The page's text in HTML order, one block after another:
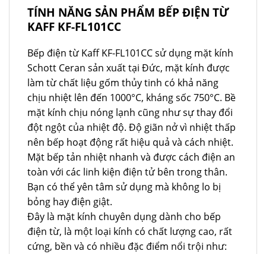
TÍNH NĂNG SẢN PHẨM BẾP ĐIỆN TỪ
KAFF KF-FL101CC
Bếp điện từ Kaff KF-FL101CC sử dụng mặt kính
Schott Ceran sản xuất tại Đức, mặt kính được
làm từ chất liệu gốm thủy tinh có khả năng
chịu nhiệt lên đến 1000°C, kháng sốc 750°C. Bề
mặt kính chịu nóng lạnh cũng như sự thay đổi
đột ngột của nhiệt độ. Độ giãn nở vì nhiệt thấp
nên bếp hoạt động rất hiệu quả và cách nhiệt.
Mặt bếp tản nhiệt nhanh và được cách điện an
toàn với các linh kiện điện tử bên trong thân.
Bạn có thể yên tâm sử dụng mà không lo bị
bỏng hay điện giật.
Đây là mặt kính chuyên dụng dành cho bếp
điện từ, là một loại kính có chất lượng cao, rất
cứng, bền và có nhiều đặc điểm nổi trội như: